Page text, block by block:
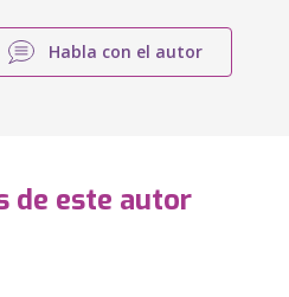
Habla con el autor
de este autor